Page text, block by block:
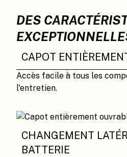
DES
CAPOT
Accès facile à tous les
l'entretien.
CHANGEMENT
BATTERIE